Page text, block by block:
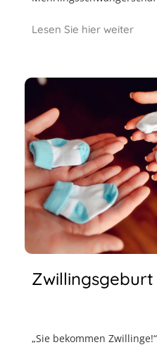
Lesen Sie hier weiter
Zwillingsgeburt
„Sie bekommen